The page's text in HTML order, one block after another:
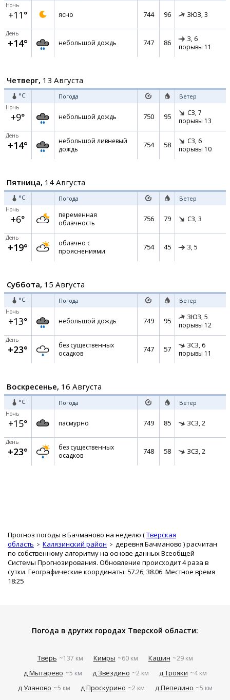
Ночь
+11° ясно 744 96 ЗЮЗ, 3
День
+14° небольшой дождь 747 86 З, 6
порывы 11
Четверг, 13 Августа
°C Погода Ветер
Ночь
+9° небольшой дождь 750 95 СЗ, 7
порывы 13
День
+14°
небольшой ливневый
дождь
754 58 СЗ, 6
порывы 10
Пятница, 14 Августа
°C Погода Ветер
Ночь
+6°
переменная
облачность
756 79 СЗ, 3
День
+19°
облачно с
прояснениями
754 45 З, 5
Суббота, 15 Августа
°C Погода Ветер
Ночь
+13° небольшой дождь 749 95 ЗЮЗ, 5
порывы 12
День
+23°
без существенных
осадков
747 57 ЗСЗ, 6
порывы 11
Воскресенье, 16 Августа
°C Погода Ветер
Ночь
+15° пасмурно 749 85 ЗСЗ, 2
День
+23°
без существенных
осадков
748 58 ЗСЗ, 2
Прогноз погоды в Бачманово на неделю (Тверская
область
Калязинский район деревня Бачманово ) расчитан
по собственному алгоритму на основе данных Всеобщей
Системы Прогнозирования. Обновление происходит 4 раза в
сутки. Географические координаты: 57.26, 38.06. Местное время
18:25
Погода в других городах Тверской области:
Тверь ~137 км Кимры ~60 км Кашин ~29 км
д Мытарево ~5 км д Звездино ~2 км д Трояки ~4 км
д Уланово ~5 км д Проскурино ~2 км д Пепелино ~5 км